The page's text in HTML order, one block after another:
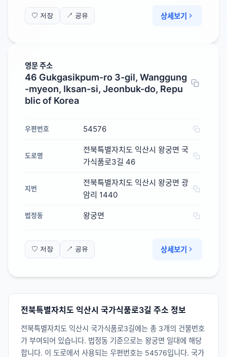
♡ 저장 ↗ 공유 상세보기
영문 주소
46 Gukgasikpum-ro 3-gil, Wanggung
-myeon, Iksan-si, Jeonbuk-do, Repu
blic of Korea
우편번호 54576
도로명
전북특별자치도 익산시 왕궁면 국
가식품로3길 46
지번
전북특별자치도 익산시 왕궁면 광
암리 1440
법정동 왕궁면
♡ 저장 ↗ 공유 상세보기
전북특별자치도 익산시 국가식품로3길 주소 정보
전북특별자치도 익산시 국가식품로3길에는 총 3개의 건물번호
가 부여되어 있습니다. 법정동 기준으로는 왕궁면 일대에 해당
합니다. 이 도로에서 사용되는 우편번호는 54576입니다. 국가